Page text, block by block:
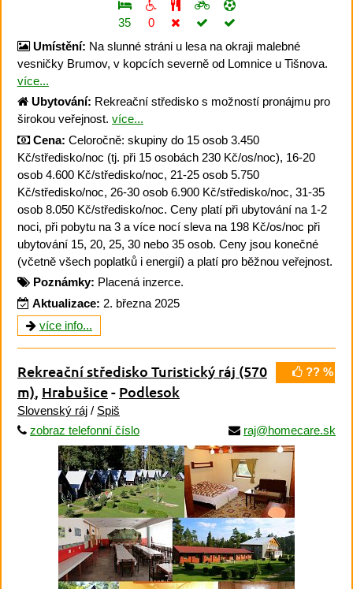
35
0
Umístění: Na slunné stráni u lesa na okraji malebné
vesničky Brumov, v kopcích severně od Lomnice u Tišnova.
více...
Ubytování: Rekreační středisko s možností pronájmu pro
širokou veřejnost. více...
Cena: Celoročně: skupiny do 15 osob 3.450
Kč/středisko/noc (tj. při 15 osobách 230 Kč/os/noc), 16-20
osob 4.600 Kč/středisko/noc, 21-25 osob 5.750
Kč/středisko/noc, 26-30 osob 6.900 Kč/středisko/noc, 31-35
osob 8.050 Kč/středisko/noc. Ceny platí při ubytování na 1-2
noci, při pobytu na 3 a více nocí sleva na 198 Kč/os/noc při
ubytování 15, 20, 25, 30 nebo 35 osob. Ceny jsou konečné
(včetně všech poplatků i energií) a platí pro běžnou veřejnost.
Poznámky: Placená inzerce.
Aktualizace: 2. března 2025
více info...
?? %
Rekreační středisko Turistický ráj (570
m), Hrabušice- Podlesok
Slovenský ráj / Spiš
zobraz telefonní číslo
raj@homecare.sk